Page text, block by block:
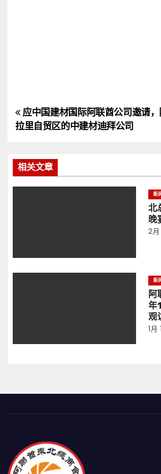
文
章
导
航
应中国建材国际阿联酋公司邀请
拉里自贸区的中建材迪拜公司
相关文章
新
北
晚
2
新
阿
年
观
1月